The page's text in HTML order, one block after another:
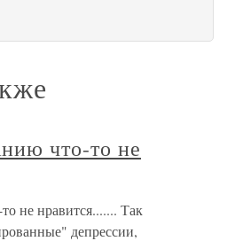
что-то не
не нравится....... Так
депрессии,